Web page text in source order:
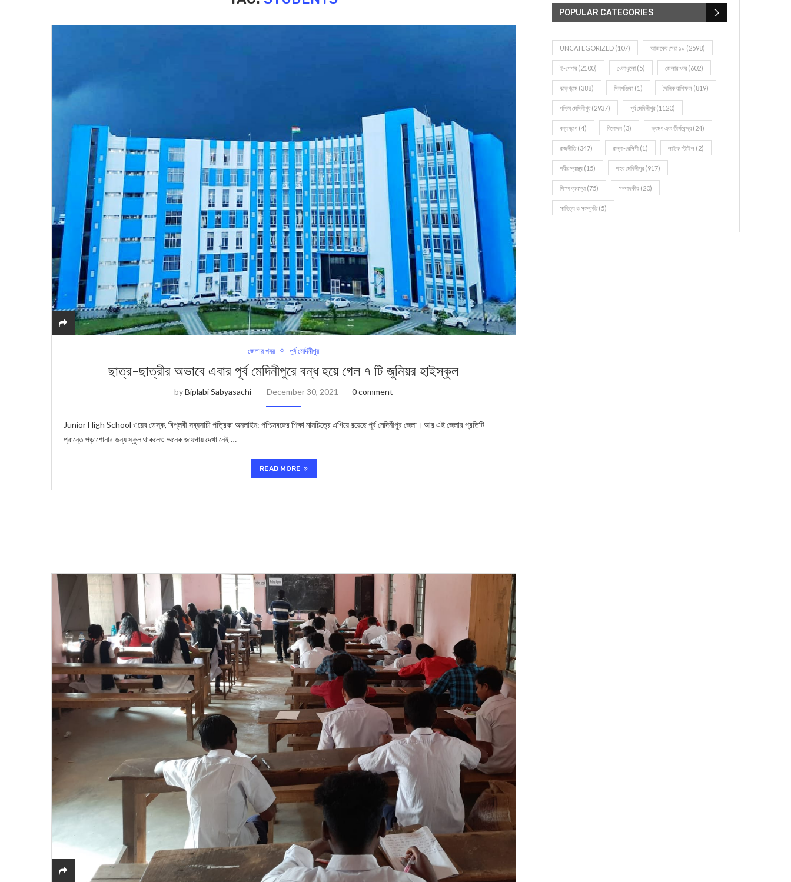
জেলার খবর পূর্ব মেদিনীপুর
ছাত্র-ছাত্রীর অভাবে এবার পূর্ব মেদিনীপুরে বন্ধ হয়ে গেল ৭ টি জুনিয়র হাইস্কুল
byBiplabi Sabyasachi December 30, 2021 0 comment
Junior High School ওয়েব ডেস্ক, বিপ্লবী সব্যসাচী পত্রিকা অনলাইন: পশ্চিমবঙ্গের শিক্ষা মানচিত্রে এগিয়ে রয়েছে পূর্ব মেদিনীপুর জেলা। আর এই জেলার প্রতিটি
প্রান্তে পড়াশোনার জন্য স্কুল থাকলেও অনেক জায়গায় দেখা নেই …
READ MORE
POPULAR CATEGORIES
UNCATEGORIZED (107) আজকের সেরা ১০ (2598)
ই-পেপার (2100) খেলাধূলো (5) জেলার খবর (602)
ঝাড়গ্রাম (388) দিনপঞ্জিকা (1) দৈনিক রাশিফল (819)
পশ্চিম মেদিনীপুর (2937) পূর্ব মেদিনীপুর (1120)
বন্যপ্রাণ (4) বিনোদন (3) ভ্রমণ এবং তীর্থকেন্দ্র (24)
রাজনীতি(347) রান্না-রেসিপী (1) লাইফ স্টাইল (2)
শরীর স্বাস্থ্য (15) শহর মেদিনীপুর (917)
শিক্ষা ব্যবস্থা (75) সম্পাদকীয় (20)
সাহিত্য ও সংস্কৃতি(5)